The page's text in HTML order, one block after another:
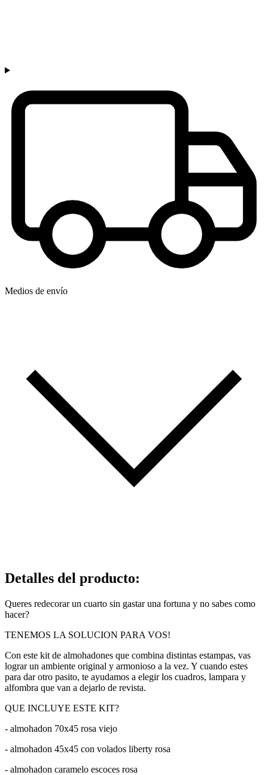
Medios de envío
Detalles del producto:
Queres redecorar un cuarto sin gastar una fortuna y no sabes como
hacer?
TENEMOS LA SOLUCION PARA VOS!
Con este kit de almohadones que combina distintas estampas, vas
lograr un ambiente original y armonioso a la vez. Y cuando estes
para dar otro pasito, te ayudamos a elegir los cuadros, lampara y
alfombra que van a dejarlo de revista.
QUE INCLUYE ESTE KIT?
- almohadon 70x45 rosa viejo
- almohadon 45x45 con volados liberty rosa
- almohadon caramelo escoces rosa